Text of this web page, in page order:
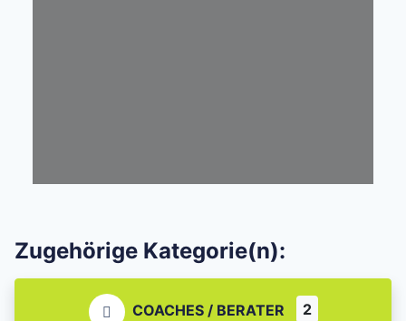
Zugehörige Kategorie(n):
COACHES / BERATER 2